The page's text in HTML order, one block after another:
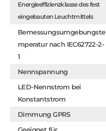
Energieeffizienzklasse des fest
eingebauten Leuchtmittels
Bemessungsumgebungste
mperatur nach IEC62722-2-
1
Nennspannung
LED-Nennstrom bei
Konstantstrom
Dimmung GPRS